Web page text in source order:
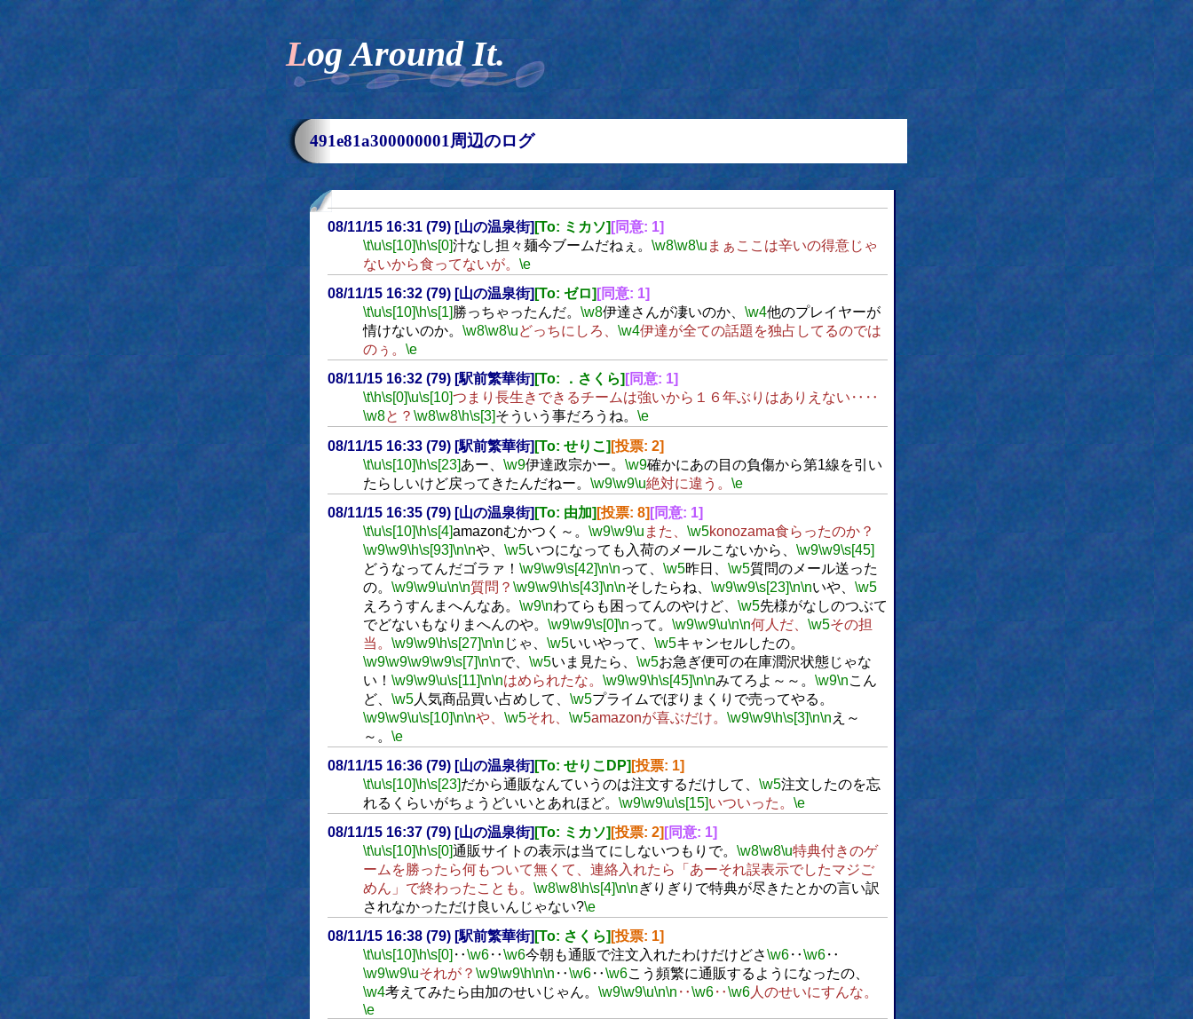
Log Around It.
491e81a300000001周辺のログ
08/11/15 16:31 (79) [山の温泉街] [To: ミカソ] [同意: 1]
\t\u\s[10]\h\s[0]汁なし担々麺今ブームだねぇ。 \w8\w8\u まぁここは辛いの得意じゃ
ないから食ってないが。 \e
08/11/15 16:32 (79) [山の温泉街] [To: ゼロ] [同意: 1]
\t\u\s[10]\h\s[1]勝っちゃったんだ。 \w8伊達さんが凄いのか、 \w4他のプレイヤーが
情けないのか。 \w8\w8\uどっちにしろ、 \w4伊達が全ての話題を独占してるのでは
のぅ。 \e
08/11/15 16:32 (79) [駅前繁華街] [To: ．さくら] [同意: 1]
\t\h\s[0]\u\s[10]つまり長生きできるチームは強いから１６年ぶりはありえない‥‥
\w8と？ \w8\w8\h\s[3]そういう事だろうね。 \e
08/11/15 16:33 (79) [駅前繁華街] [To: せりこ] [投票: 2]
\t\u\s[10]\h\s[23]あー、 \w9伊達政宗かー。 \w9確かにあの目の負傷から第1線を引い
たらしいけど戻ってきたんだねー。 \w9\w9\u絶対に違う。 \e
08/11/15 16:35 (79) [山の温泉街] [To: 由加] [投票: 8] [同意: 1]
\t\u\s[10]\h\s[4]amazonむかつく～。 \w9\w9\u また、 \w5konozama食らったのか？
\w9\w9\h\s[93]\n\nや、 \w5いつになっても入荷のメールこないから、 \w9\w9\s[45]
どうなってんだゴラァ！ \w9\w9\s[42]\n\nって、 \w5昨日、 \w5質問のメール送った
の。 \w9\w9\u\n\n質問？ \w9\w9\h\s[43]\n\nそしたらね、 \w9\w9\s[23]\n\nいや、 \w5
えろうすんまへんなあ。 \w9\nわてらも困ってんのやけど、 \w5先様がなしのつぶて
でどないもなりまへんのや。 \w9\w9\s[0]\nって。 \w9\w9\u\n\n何人だ、 \w5その担
当。 \w9\w9\h\s[27]\n\n じゃ、 \w5いいやって、 \w5キャンセルしたの。
\w9\w9\w9\w9\s[7]\n\nで、 \w5いま見たら、 \w5お急ぎ便可の在庫潤沢状態じゃな
い！ \w9\w9\u\s[11]\n\nはめられたな。 \w9\w9\h\s[45]\n\nみてろよ～～。 \w9\nこん
ど、 \w5人気商品買い占めして、 \w5プライムでぼりまくりで売ってやる。
\w9\w9\u\s[10]\n\nや、 \w5それ、 \w5amazonが喜ぶだけ。 \w9\w9\h\s[3]\n\n え～
～。 \e
08/11/15 16:36 (79) [山の温泉街] [To: せりこDP] [投票: 1]
\t\u\s[10]\h\s[23]だから通販なんていうのは注文するだけして、 \w5注文したのを忘
れるくらいがちょうどいいとあれほど。 \w9\w9\u\s[15]いついった。 \e
08/11/15 16:37 (79) [山の温泉街] [To: ミカソ] [投票: 2] [同意: 1]
\t\u\s[10]\h\s[0]通販サイトの表示は当てにしないつもりで。 \w8\w8\u特典付きのゲ
ームを勝ったら何もついて無くて、連絡入れたら「あーそれ誤表示でしたマジご
めん」で終わったことも。 \w8\w8\h\s[4]\n\nぎりぎりで特典が尽きたとかの言い訳
されなかっただけ良いんじゃない?\e
08/11/15 16:38 (79) [駅前繁華街] [To: さくら] [投票: 1]
\t\u\s[10]\h\s[0] ‥\w6‥\w6今朝も通販で注文入れたわけだけどさ\w6‥\w6‥
\w9\w9\uそれが？ \w9\w9\h\n\n ‥\w6‥\w6こう頻繁に通販するようになったの、
\w4考えてみたら由加のせいじゃん。 \w9\w9\u\n\n ‥\w6‥\w6人のせいにすんな。
\e